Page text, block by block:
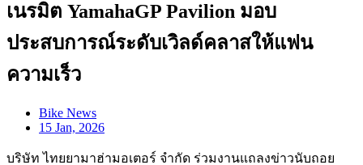
เนรมิต YamahaGP Pavilion มอบ
ประสบการณ์ระดับเวิลด์คลาสให้แฟน
ความเร็ว
Bike News
15 Jan, 2026
บริษัท ไทยยามาฮ่ามอเตอร์ จำกัด ร่วมงานแถลงข่าวนับถอย